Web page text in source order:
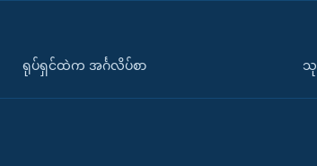
ရုပ်ရှင်ထဲက အင်္ဂလိပ်စာ သု